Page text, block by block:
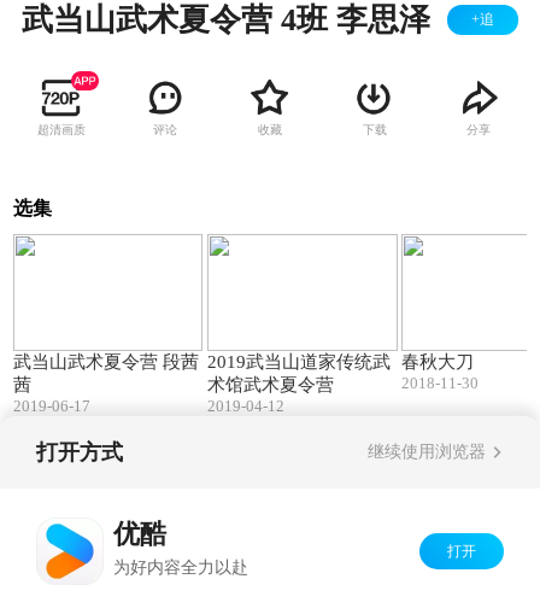
武当山武术夏令营 4班 李思泽 +追
超清画质 评论 收藏 下载 分享
选集
武当山武术夏令营 段茜
茜
2019-06-17
2019武当山道家传统武
术馆武术夏令营
2019-04-12
春秋大刀
2018-11-30
打开方式 继续使用浏览器
优酷
为好内容全力以赴
打开